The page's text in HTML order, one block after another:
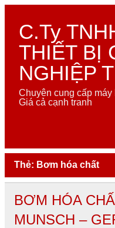
Skip
contentC.Ty
THIẾT BỊ
NGHIỆP
Chuyên cung cấp
Giá cả cạnh tranh
Thẻ: Bơm hóa chất
BƠM HÓA
MUNSCH –